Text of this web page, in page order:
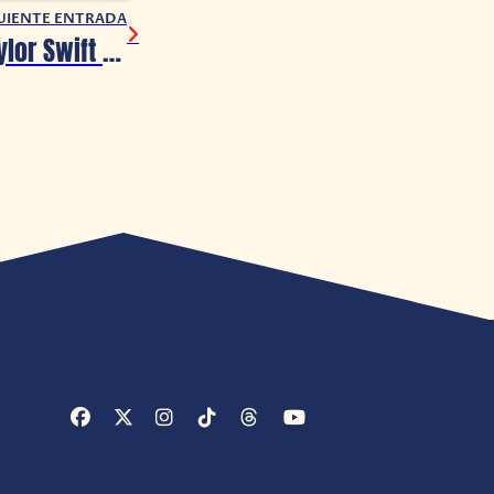
ENTRADA
Concierto de Taylor Swift provoca un terremoto de magnitud 2,3